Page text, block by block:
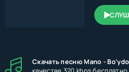
Скачать песню Mano -